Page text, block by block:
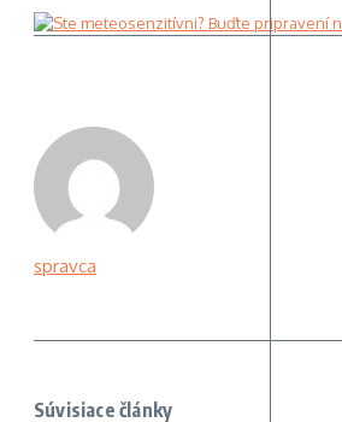
spravca
Súvisiace články